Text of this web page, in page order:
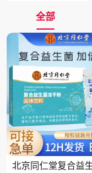
全部
北京同仁堂复合益